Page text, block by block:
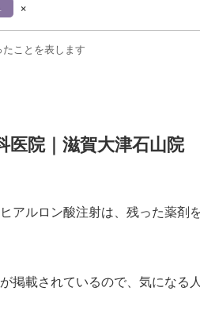
×
ことを表します
医院｜滋賀大津石山院
アルロン酸注射は、残った薬剤
掲載されているので、気になる